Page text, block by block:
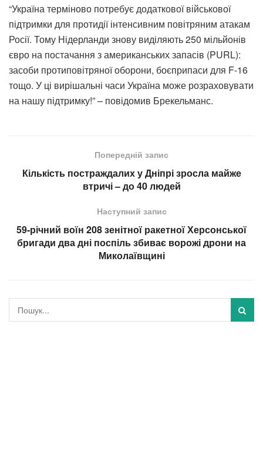
“Україна терміново потребує додаткової військової
підтримки для протидії інтенсивним повітряним атакам
Росії. Тому Нідерланди знову виділяють 250 мільйонів
євро на постачання з американських запасів (PURL):
засоби протиповітряної оборони, боєприпаси для F-16
тощо. У ці вирішальні часи Україна може розраховувати
на нашу підтримку!” – повідомив Брекельманс.
Попередній запис
Кількість постраждалих у Дніпрі зросла майже
втричі – до 40 людей
Наступний запис
59-річний воїн 208 зенітної ракетної Херсонської
бригади два дні поспіль збиває ворожі дрони на
Миколаївщині